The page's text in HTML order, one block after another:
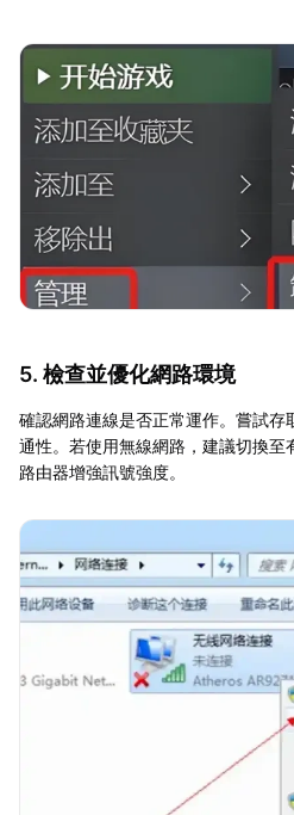
5. 檢查並優化網路環境
確認網路連線是否正常運作。嘗試存
通性。若使用無線網路，建議切換至
路由器增強訊號強度。